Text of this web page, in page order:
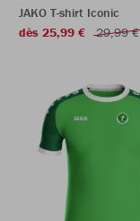
JAKO T-shirt Iconic
dès 25,99 €
29,99 €